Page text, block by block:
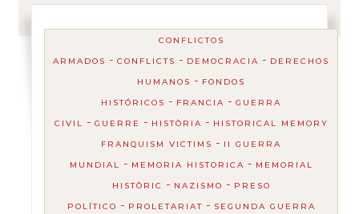
CONFLICTOS
ARMADOS -CONFLICTS - DEMOCRACIA - DERECHOS
HUMANOS - FONDOS
HISTÓRICOS - FRANCIA -GUERRA
CIVIL - GUERRE - HISTÒRIA - HISTORICAL MEMORY
FRANQUISM VICTIMS - II GUERRA
MUNDIAL - MEMORIA HISTORICA - MEMORIAL
HISTÒRIC
- NAZISMO - PRESO
POLÍTICO - PROLETARIAT - SEGUNDA GUERRA